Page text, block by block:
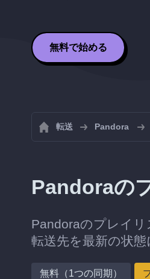
無料で始める
転送 Pandora
Pandoraの
Pandoraのプレイ
転送先を最新の状態
無料（1つの同期）